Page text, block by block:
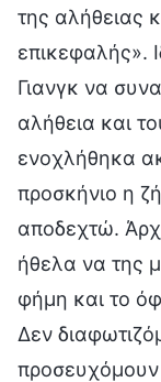
της αλήθειας
επικεφαλής».
Γιανγκ να
αλήθεια και
ενοχλήθηκα
προσκήνιο η
αποδεχτώ.
ήθελα να της
φήμη και το
Δεν